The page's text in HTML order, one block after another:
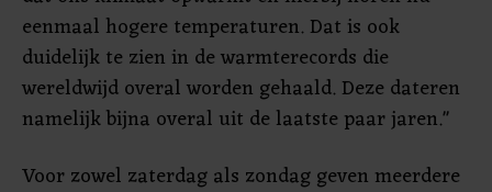
eenmaal hogere temperaturen. Dat is ook
duidelijk te zien in de warmterecords die
wereldwijd overal worden gehaald. Deze dateren
namelijk bijna overal uit de laatste paar jaren."
Voor zowel zaterdag als zondag geven meerdere